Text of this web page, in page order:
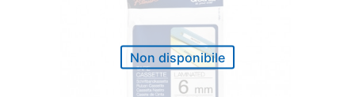
Non disponibile